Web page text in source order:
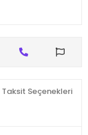
Taksit Seçenekleri